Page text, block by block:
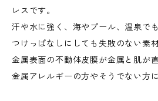
レスです。
汗や水に強く、海やプール、温泉で
つけっぱなしにしても失敗のない素材
金属表面の不動体皮膜が金属と肌が
金属アレルギーの方やそうでない方